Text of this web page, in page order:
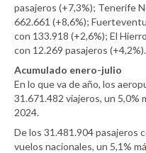
pasajeros (+7,3%); Tenerife
662.661 (+8,6%);
con 133.918 (+2,6%); El
con 12.269 pasajeros (+4,2%).
Acumulado enero-julio
En lo que va de año, los
31.671.482 viajeros, un 5,0%
2024.
De los 31.481.904 pasajeros
vuelos nacionales, un 5,1%